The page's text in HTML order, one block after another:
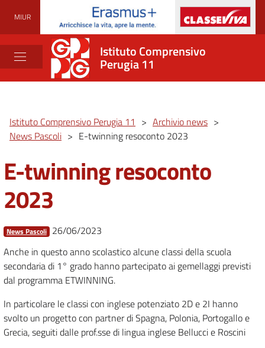
MIUR
Istituto Comprensivo
Perugia 11
Istituto Comprensivo Perugia 11 > Archivio news >
News Pascoli > E-twinning resoconto 2023
E-twinning resoconto
2023
News Pascoli 26/06/2023
Anche in questo anno scolastico alcune classi della scuola
secondaria di 1° grado hanno partecipato ai gemellaggi previsti
dal programma ETWINNING.
In particolare le classi con inglese potenziato 2D e 2I hanno
svolto un progetto con partner di Spagna, Polonia, Portogallo e
Grecia, seguiti dalle prof.sse di lingua inglese Bellucci e Roscini